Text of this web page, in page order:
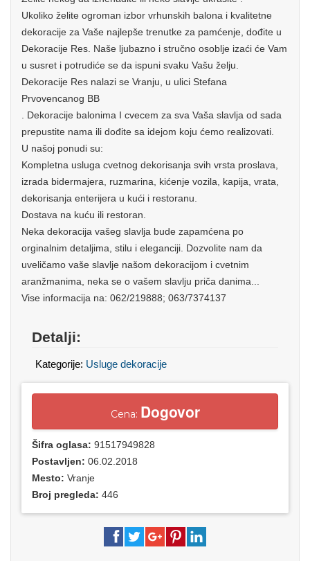
Ukoliko želite ogroman izbor vrhunskih balona i kvalitetne
dekoracije za Vaše najlepše trenutke za pamćenje, dođite u
Dekoracije Res. Naše ljubazno i stručno osoblje izaći će Vam
u susret i potrudiće se da ispuni svaku Vašu želju.
Dekoracije Res nalazi se Vranju, u ulici Stefana
Prvovencanog BB
. Dekoracije balonima I cvecem za sva Vaša slavlja od sada
prepustite nama ili dođite sa idejom koju ćemo realizovati.
U našoj ponudi su:
Kompletna usluga cvetnog dekorisanja svih vrsta proslava,
izrada bidermajera, ruzmarina, kićenje vozila, kapija, vrata,
dekorisanja enterijera u kući i restoranu.
Dostava na kuću ili restoran.
Neka dekoracija vašeg slavlja bude zapamćena po
orginalnim detaljima, stilu i eleganciji. Dozvolite nam da
uveličamo vaše slavlje našom dekoracijom i cvetnim
aranžmanima, neka se o vašem slavlju priča danima...
Vise informacija na: 062/219888; 063/7374137
Detalji:
Kategorije: Usluge dekoracije
Cena: Dogovor
Šifra oglasa: 91517949828
Postavljen: 06.02.2018
Mesto: Vranje
Broj pregleda: 446